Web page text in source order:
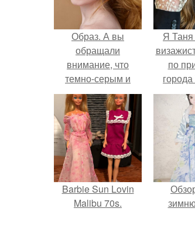
Образ. А вы
обращали
внимание, что
темно-серым и
зеленым глазам
идут коричневые
кремовые тени?
Я Таня
по
Barbie Sun Lovin
Malibu 70s.